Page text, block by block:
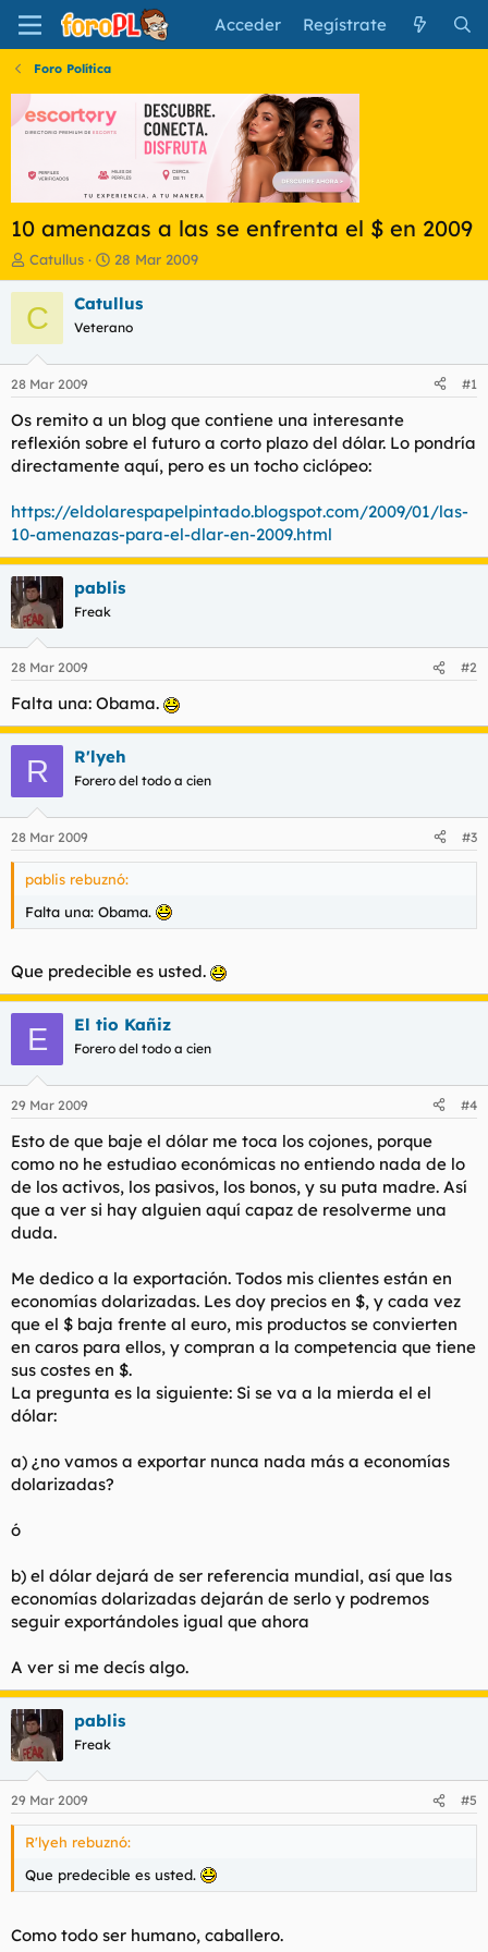
Acceder Regístrate
Foro Política
10 amenazas a las se enfrenta el $ en 2009
I
n
i
c
a
d
o
r
d
e
l
e
m
Catullus
F
e
c
a
i
n
c
i
28 Mar 2009
C Catullus
Veterano
28 Mar 2009 #1
Os remito a un blog que contiene una interesante
reflexión sobre el futuro a corto plazo del dólar. Lo pondría
directamente aquí, pero es un tocho ciclópeo:
https://eldolarespapelpintado.blogspot.com/2009/01/las-
10-amenazas-para-el-dlar-en-2009.html
pablis
Freak
28 Mar 2009 #2
Falta una: Obama.
R R'lyeh
Forero del todo a cien
28 Mar 2009 #3
pablis rebuznó:
Falta una: Obama.
Que predecible es usted.
E El tio Kañiz
Forero del todo a cien
29 Mar 2009 #4
Esto de que baje el dólar me toca los cojones, porque
como no he estudiao económicas no entiendo nada de lo
de los activos, los pasivos, los bonos, y su puta madre. Así
que a ver si hay alguien aquí capaz de resolverme una
duda.
Me dedico a la exportación. Todos mis clientes están en
economías dolarizadas. Les doy precios en $, y cada vez
que el $ baja frente al euro, mis productos se convierten
en caros para ellos, y compran a la competencia que tiene
sus costes en $.
La pregunta es la siguiente: Si se va a la mierda el el
dólar:
a) ¿no vamos a exportar nunca nada más a economías
dolarizadas?
ó
b) el dólar dejará de ser referencia mundial, así que las
economías dolarizadas dejarán de serlo y podremos
seguir exportándoles igual que ahora
A ver si me decís algo.
pablis
Freak
29 Mar 2009 #5
R'lyeh rebuznó:
Que predecible es usted.
Como todo ser humano, caballero.